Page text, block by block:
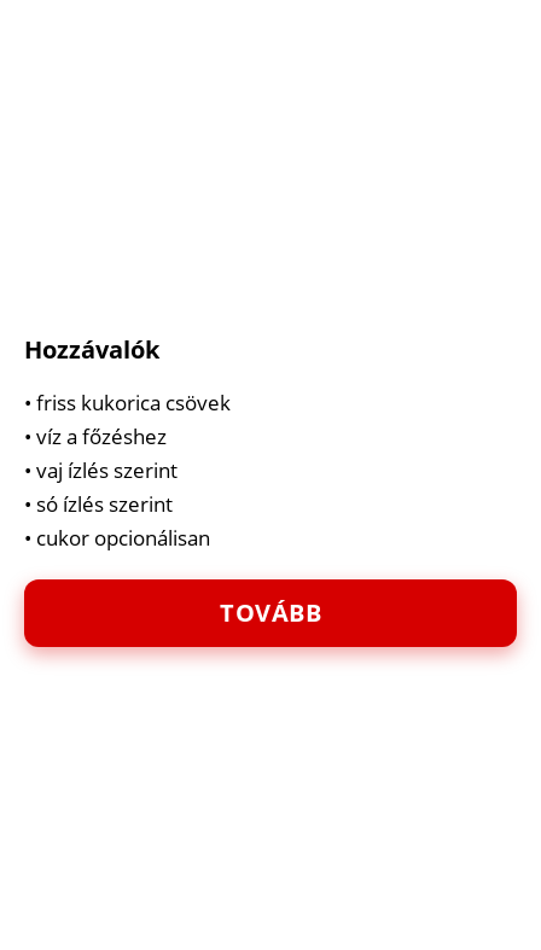
Hozzávalók
• friss kukorica csövek
• víz a főzéshez
• vaj ízlés szerint
• só ízlés szerint
• cukor opcionálisan
TOVÁBB